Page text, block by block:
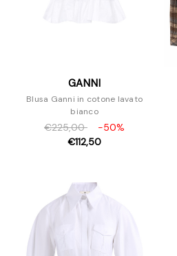
GANNI
Blusa Ganni in cotone lavato
bianco
€225,00
-50%
€112,50